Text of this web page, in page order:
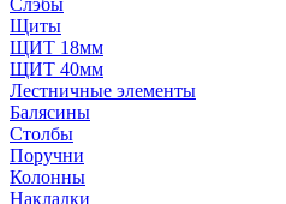
Слэбы
Щиты
ЩИТ 18мм
ЩИТ 40мм
Лестничные элементы
Балясины
Столбы
Поручни
Колонны
Накладки